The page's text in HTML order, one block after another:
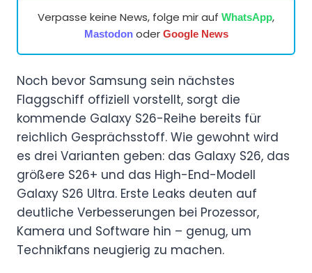
Verpasse keine News, folge mir auf WhatsApp,
Mastodonoder Google News
Noch bevor Samsung sein nächstes
Flaggschiff offiziell vorstellt, sorgt die
kommende Galaxy S26-Reihe bereits für
reichlich Gesprächsstoff. Wie gewohnt wird
es drei Varianten geben: das Galaxy S26, das
größere S26+ und das High-End-Modell
Galaxy S26 Ultra. Erste Leaks deuten auf
deutliche Verbesserungen bei Prozessor,
Kamera und Software hin – genug, um
Technikfans neugierig zu machen.